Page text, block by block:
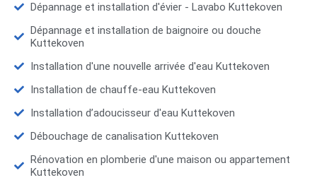
Dépannage et installation d'évier - Lavabo Kuttekoven
Dépannage et installation de baignoire ou douche
Kuttekoven
Installation d'une nouvelle arrivée d'eau Kuttekoven
Installation de chauffe-eau Kuttekoven
Installation d’adoucisseur d'eau Kuttekoven
Débouchage de canalisation Kuttekoven
Rénovation en plomberie d'une maison ou appartement
Kuttekoven